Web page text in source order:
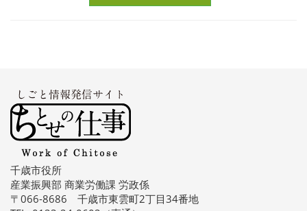
千歳市役所
産業振興部 商業労働課 労政係
〒066-8686 千歳市東雲町2丁目34番地